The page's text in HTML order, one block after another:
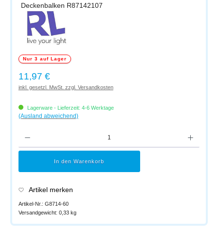
Deckenbalken R87142107
Nur 3 auf Lager
Regulärer Preis:
11,97 €
inkl. gesetzl. MwSt. zzgl. Versandkosten
Lagerware - Lieferzeit: 4-6 Werktage
(Ausland abweichend)
In den Warenkorb
Artikel merken
Artikel-Nr.: G8714-60
Versandgewicht: 0,33 kg